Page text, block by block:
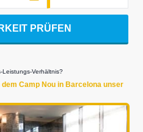
PRÜFEN
Verhältnis?
Camp Nou in Barcelona unser